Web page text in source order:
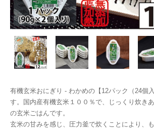
有機玄米おにぎり - わかめの【12パック（24個
す。国内産有機玄米１００％で、じっくり炊き
の玄米ごはんです。
玄米の甘みを感じ、圧力釜で炊くことにより、